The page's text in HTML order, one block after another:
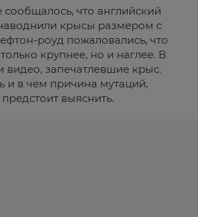
что английский
крысы размером с
роуд пожаловались, что
крупнее, но и наглее. В
видео, запечатлевшие крыс.
и в чем причина мутаций,
выяснить.